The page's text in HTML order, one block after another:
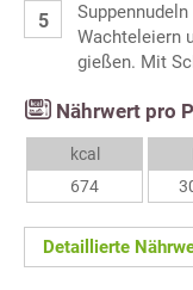
Wachteleiern
gießen. Mit
Nährwert pro
kcal
674
Detaillierte